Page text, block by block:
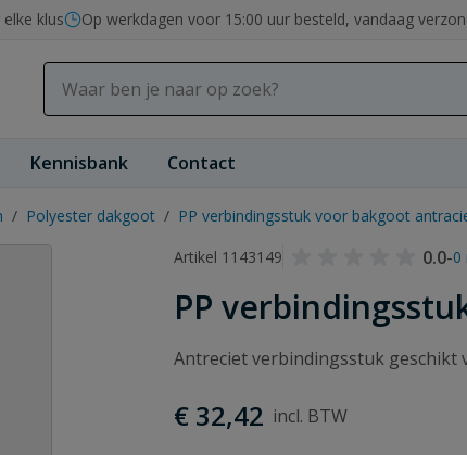
klus Op werkdagen voor 15:00 uur besteld, vandaag
Kennisbank Contact
/ Polyester dakgoot / PP verbindingsstuk voor bakgoot
Artikel 1143149
0.0-0
PP
Antreciet verbindingsstuk geschikt
€ 32,42